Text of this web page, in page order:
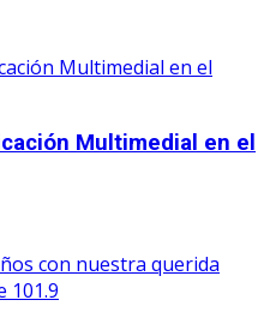
Multimedial en el